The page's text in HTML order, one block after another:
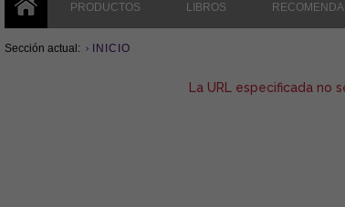
PRODUCTOS LIBROS
Sección actual: INICIO
La URL especificada no